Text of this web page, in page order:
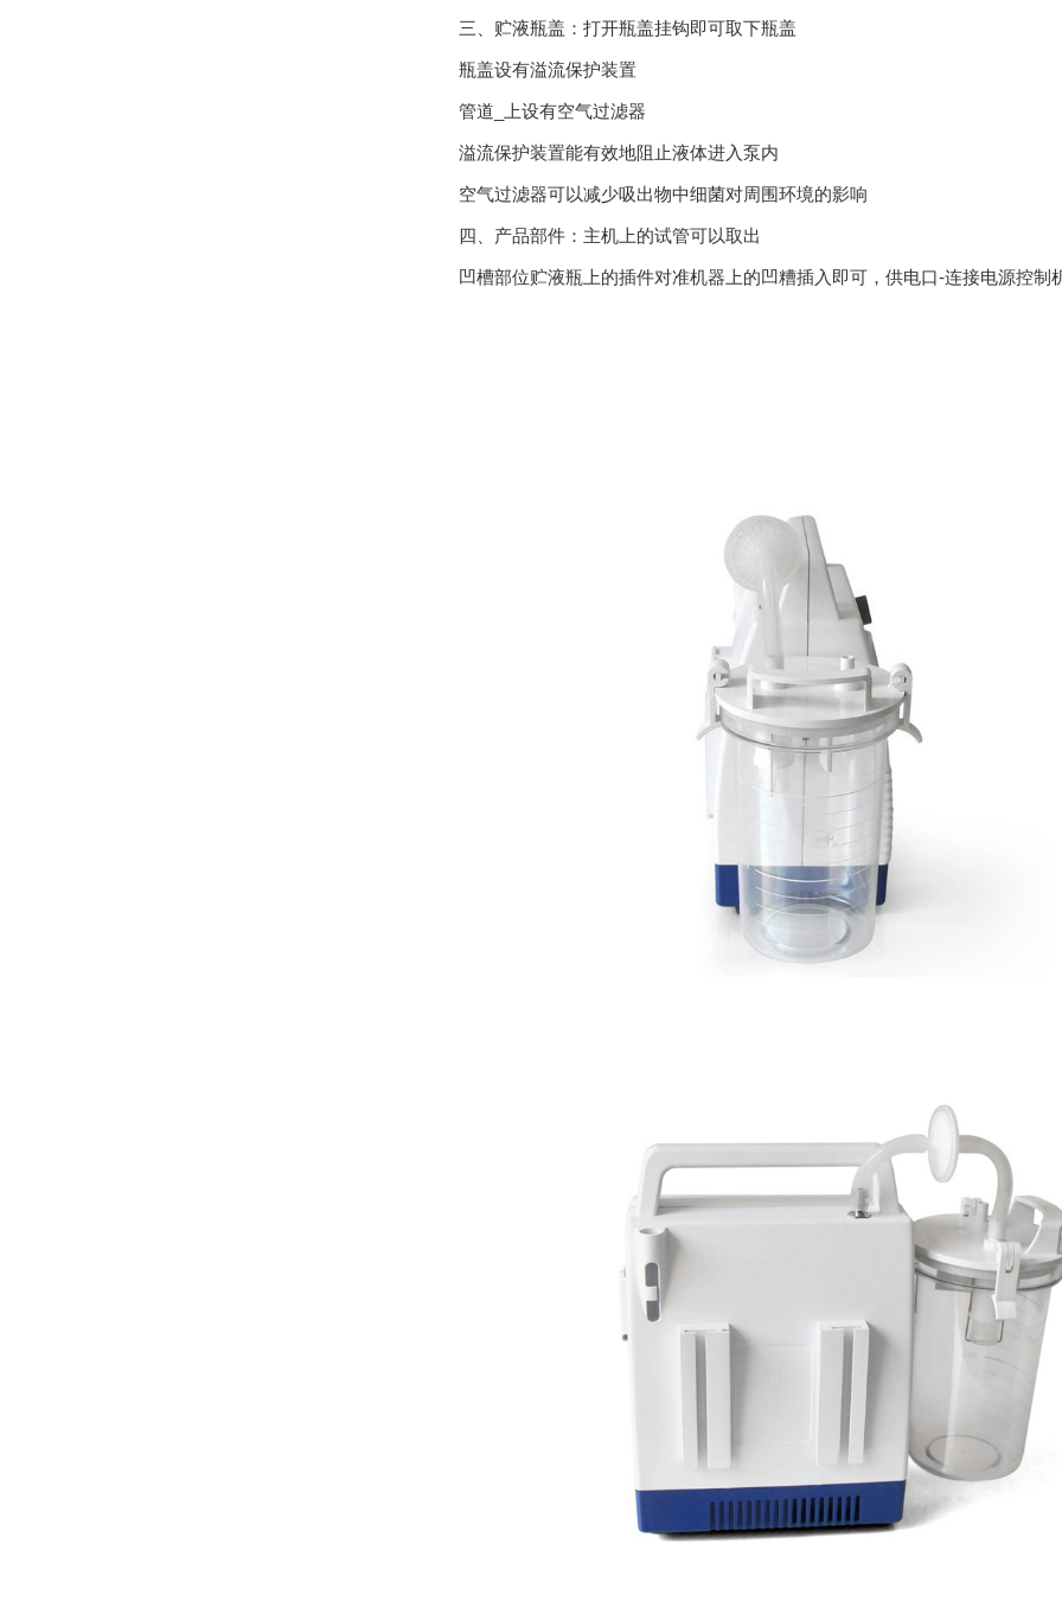
三、贮液瓶盖：打开瓶盖挂钩即可取下瓶盖
瓶盖设有溢流保护装置
管道_上设有空气过滤器
溢流保护装置能有效地阻止液体进入泵内
空气过滤器可以减少吸出物中细菌对周围环境的影响
四、产品部件：主机上的试管可以取出
凹槽部位贮液瓶上的插件对准机器上的凹糟插入即可，供电口-连接电源控制